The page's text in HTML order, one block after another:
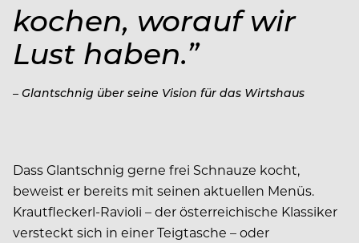
kochen, worauf wir
Lust haben.”
– Glantschnig über seine Vision für das Wirtshaus
Dass Glantschnig gerne frei Schnauze kocht,
beweist er bereits mit seinen aktuellen Menüs.
Krautfleckerl-Ravioli – der österreichische Klassiker
versteckt sich in einer Teigtasche – oder